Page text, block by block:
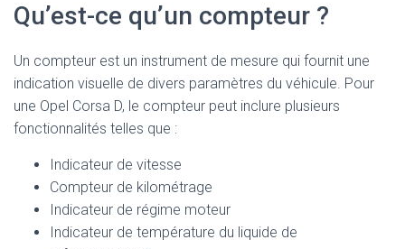
Qu’est-ce qu’un compteur ?
Un compteur est un instrument de mesure qui fournit une
indication visuelle de divers paramètres du véhicule. Pour
une Opel Corsa D, le compteur peut inclure plusieurs
fonctionnalités telles que :
Indicateur de vitesse
Compteur de kilométrage
Indicateur de régime moteur
Indicateur de température du liquide de